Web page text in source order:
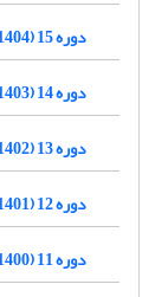
دوره 15 (1404)
دوره 14 (1403)
دوره 13 (1402)
دوره 12 (1401)
دوره 11 (1400)